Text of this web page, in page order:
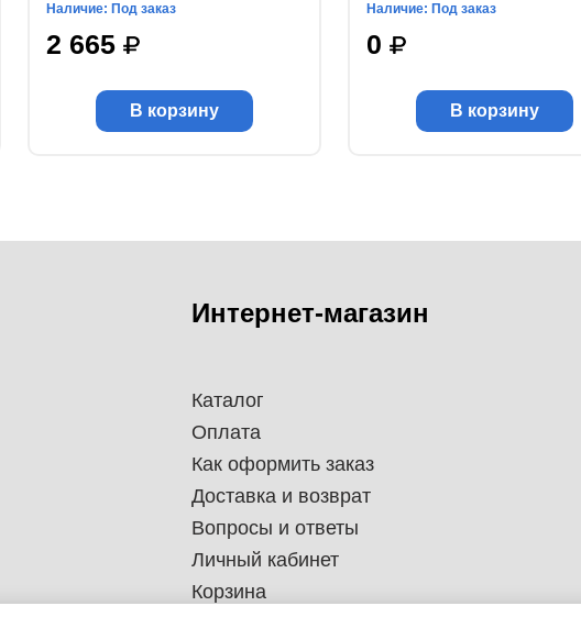
Наличие: Под заказ
2 665
В корзину
Наличие: Под заказ
0
В корзину
Интернет-магазин
Каталог
Оплата
Как оформить заказ
Доставка и возврат
Вопросы и ответы
Личный кабинет
Корзина